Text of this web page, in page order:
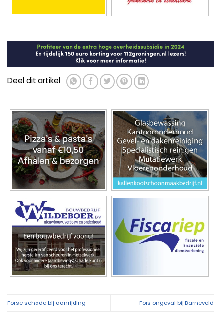
Deel dit artikel
Forse schade bij aanrijding Fors ongeval bij Barneveld